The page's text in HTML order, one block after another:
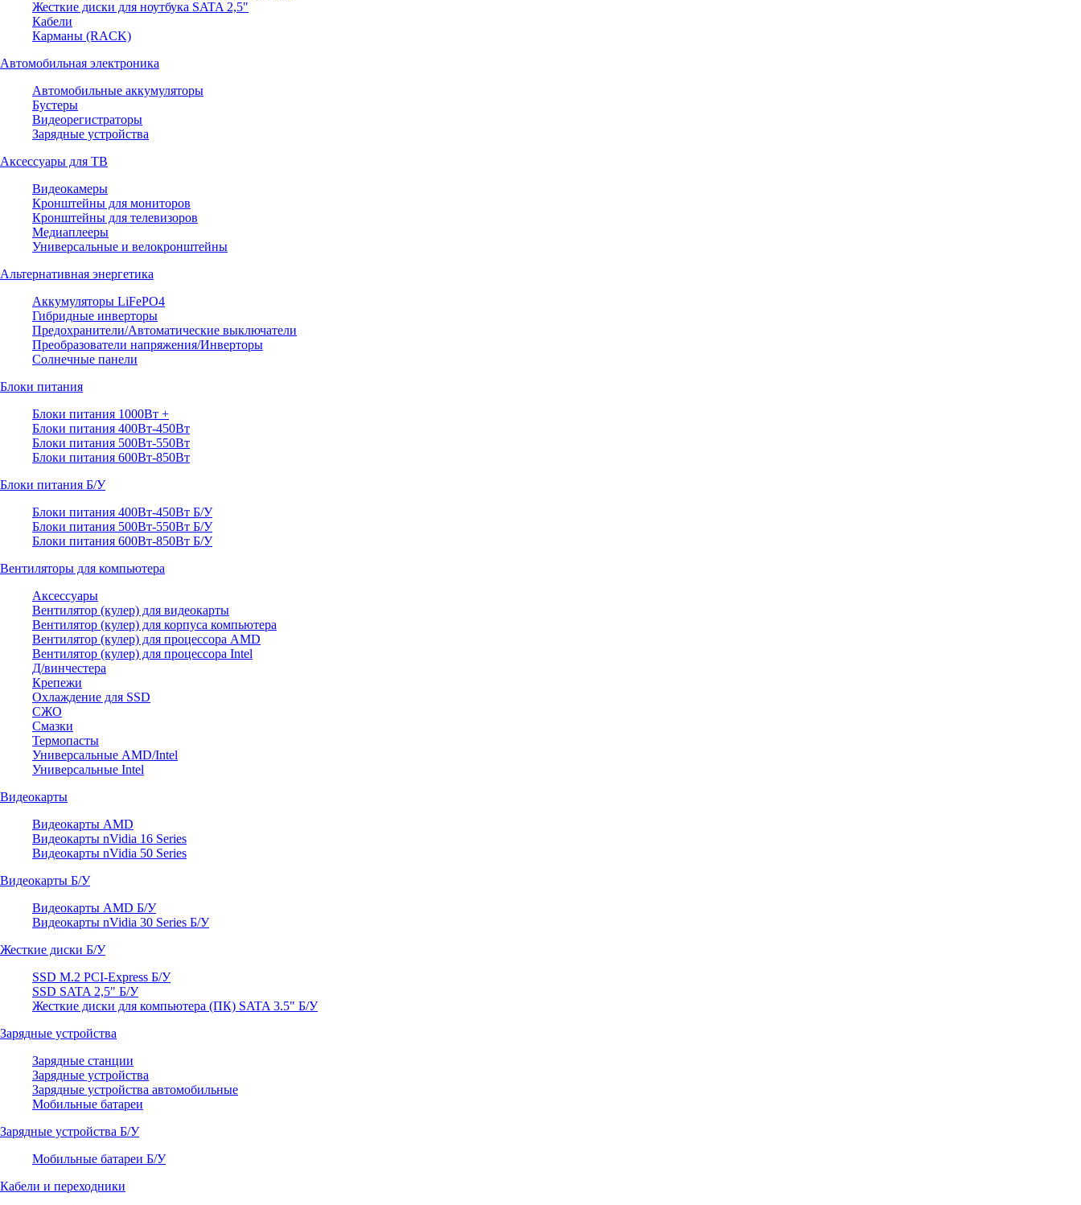
Жесткие диски для ноутбука SATA 2,5"
Кабели
Карманы (RACK)
Автомобильная электроника
Автомобильные аккумуляторы
Бустеры
Видеорегистраторы
Зарядные устройства
Аксессуары для ТВ
Видеокамеры
Кронштейны для мониторов
Кронштейны для телевизоров
Медиаплееры
Универсальные и велокронштейны
Альтернативная энергетика
Аккумуляторы LiFePO4
Гибридные инверторы
Предохранители/Автоматические выключатели
Преобразователи напряжения/Инверторы
Солнечные панели
Блоки питания
Блоки питания 1000Вт +
Блоки питания 400Вт-450Вт
Блоки питания 500Вт-550Вт
Блоки питания 600Вт-850Вт
Блоки питания Б/У
Блоки питания 400Вт-450Вт Б/У
Блоки питания 500Вт-550Вт Б/У
Блоки питания 600Вт-850Вт Б/У
Вентиляторы для компьютера
Аксессуары
Вентилятор (кулер) для видеокарты
Вентилятор (кулер) для корпуса компьютера
Вентилятор (кулер) для процессора AMD
Вентилятор (кулер) для процессора Intel
Д/винчестера
Крепежи
Охлаждение для SSD
СЖО
Смазки
Термопасты
Универсальные AMD/Intel
Универсальные Intel
Видеокарты
Видеокарты AMD
Видеокарты nVidia 16 Series
Видеокарты nVidia 50 Series
Видеокарты Б/У
Видеокарты AMD Б/У
Видеокарты nVidia 30 Series Б/У
Жесткие диски Б/У
SSD M.2 PCI-Express Б/У
SSD SATA 2,5" Б/У
Жесткие диски для компьютера (ПК) SATA 3.5" Б/У
Зарядные устройства
Зарядные станции
Зарядные устройства
Зарядные устройства автомобильные
Мобильные батареи
Зарядные устройства Б/У
Мобильные батареи Б/У
Кабели и переходники